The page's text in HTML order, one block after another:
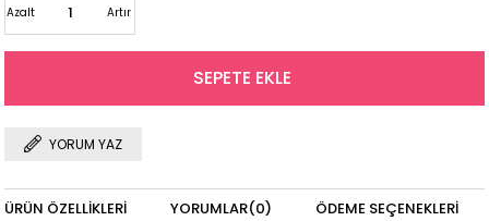
Artır
Azalt
YORUM YAZ
ÜRÜN ÖZELLIKLERI YORUMLAR(0) ÖDEME SEÇENEKLERI